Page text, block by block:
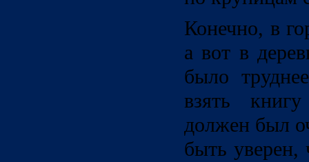
Конечно, в
а вот в
было
взять
должен был
быть